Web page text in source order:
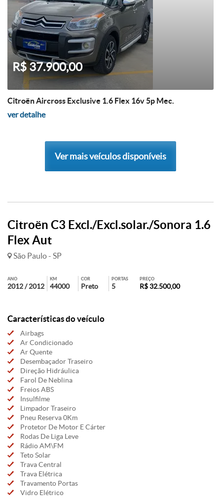
R$ 37.900,00
Citroën Aircross Exclusive 1.6 Flex 16v 5p Mec.
ver detalhe
Ver mais veículos disponíveis
Citroën C3 Excl./Excl.solar./Sonora 1.6
Flex Aut
São Paulo - SP
ANO
2012 / 2012
KM
44000
COR
Preto
PORTAS
5
PREÇO
R$ 32.500,00
Características do veículo
Airbags
Ar Condicionado
Ar Quente
Desembaçador Traseiro
Direção Hidráulica
Farol De Neblina
Freios ABS
Insulfilme
Limpador Traseiro
Pneu Reserva 0Km
Protetor De Motor E Cárter
Rodas De Liga Leve
Rádio AM\FM
Teto Solar
Trava Central
Trava Elétrica
Travamento Portas
Vidro Elétrico